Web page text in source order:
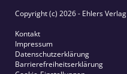
Copyright (c) 2026 - Ehlers Verlag
Kontakt
Impressum
Datenschutzerklärung
Barrierefreiheitserklärung